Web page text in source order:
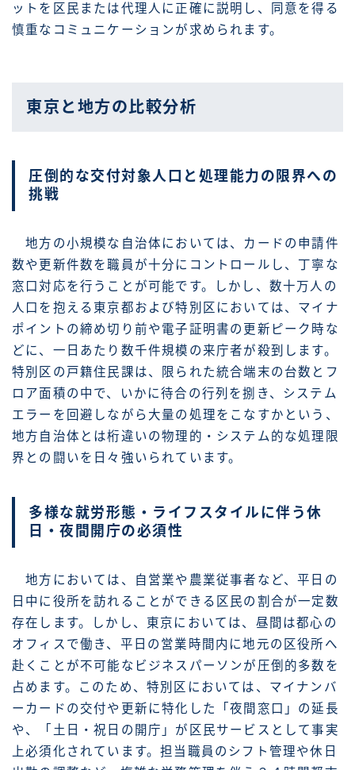
ットを区民または代理人に正確に説明し、同意を得る
慎重なコミュニケーションが求められます。
東京と地方の比較分析
圧倒的な交付対象人口と処理能力の限界への
挑戦
地方の小規模な自治体においては、カードの申請件
数や更新件数を職員が十分にコントロールし、丁寧な
窓口対応を行うことが可能です。しかし、数十万人の
人口を抱える東京都および特別区においては、マイナ
ポイントの締め切り前や電子証明書の更新ピーク時な
どに、一日あたり数千件規模の来庁者が殺到します。
特別区の戸籍住民課は、限られた統合端末の台数とフ
ロア面積の中で、いかに待合の行列を捌き、システム
エラーを回避しながら大量の処理をこなすかという、
地方自治体とは桁違いの物理的・システム的な処理限
界との闘いを日々強いられています。
多様な就労形態・ライフスタイルに伴う休
日・夜間開庁の必須性
地方においては、自営業や農業従事者など、平日の
日中に役所を訪れることができる区民の割合が一定数
存在します。しかし、東京においては、昼間は都心の
オフィスで働き、平日の営業時間内に地元の区役所へ
赴くことが不可能なビジネスパーソンが圧倒的多数を
占めます。このため、特別区においては、マイナンバ
ーカードの交付や更新に特化した「夜間窓口」の延長
や、「土日・祝日の開庁」が区民サービスとして事実
上必須化されています。担当職員のシフト管理や休日